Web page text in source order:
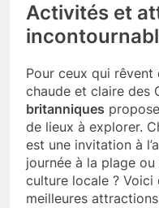
Activités et
Pour ceux qui rêvent
chaude et claire des
britanniques
de lieux à explorer.
est une invitation à
journée à la plage ou
culture locale ? Voici
meilleures